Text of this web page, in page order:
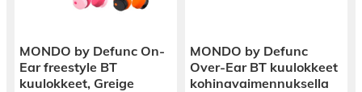
MONDO by Defunc On-
Ear freestyle BT
kuulokkeet, Greige
MONDO by Defunc
Over-Ear BT kuulokkeet
kohinavaimennuksella